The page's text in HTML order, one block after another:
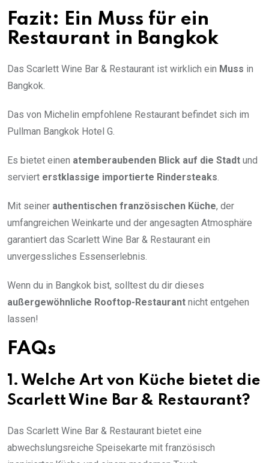
Fazit: Ein Muss für ein
Restaurant in Bangkok
Das Scarlett Wine Bar & Restaurant ist wirklich ein Muss in
Bangkok.
Das von Michelin empfohlene Restaurant befindet sich im
Pullman Bangkok Hotel G.
Es bietet einen atemberaubenden Blick auf die Stadt und
serviert erstklassige importierte Rindersteaks.
Mit seiner authentischen französischen Küche, der
umfangreichen Weinkarte und der angesagten Atmosphäre
garantiert das Scarlett Wine Bar & Restaurant ein
unvergessliches Essenserlebnis.
Wenn du in Bangkok bist, solltest du dir dieses
außergewöhnliche Rooftop-Restaurant nicht entgehen
lassen!
FAQs
1. Welche Art von Küche bietet die
Scarlett Wine Bar & Restaurant?
Das Scarlett Wine Bar & Restaurant bietet eine
abwechslungsreiche Speisekarte mit französisch